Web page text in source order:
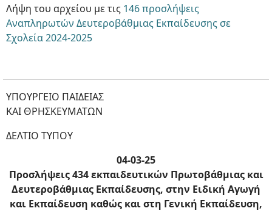
Λήψη του αρχείου με τις 146 προσλήψεις
Αναπληρωτών Δευτεροβάθμιας Εκπαίδευσης σε
Σχολεία 2024-2025
ΥΠΟΥΡΓΕΙΟ ΠΑΙΔΕΙΑΣ
ΚΑΙ ΘΡΗΣΚΕΥΜΑΤΩΝ
ΔΕΛΤΙΟ ΤΥΠΟΥ
04-03-25
Προσλήψεις 434 εκπαιδευτικών Πρωτοβάθμιας και
Δευτεροβάθμιας Εκπαίδευσης, στην Ειδική Αγωγή
και Εκπαίδευση καθώς και στη Γενική Εκπαίδευση,